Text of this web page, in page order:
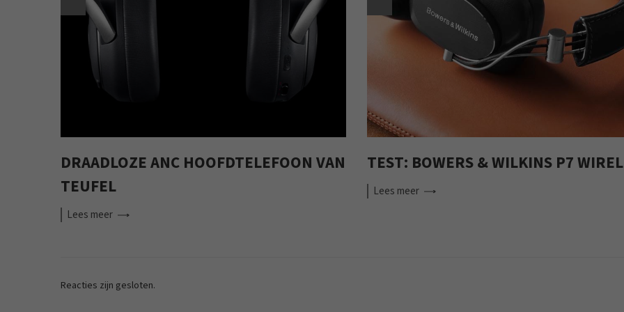
DRAADLOZE ANC HOOFDTELEFOON VAN
TEUFEL
Lees meer
TEST: BOWERS & WILKINS P7
Lees meer
Reacties zijn gesloten.